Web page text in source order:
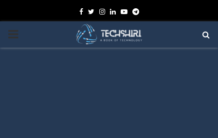
Facebook
TwitterInstagram
Linkedin
YoutubeTelegram
PRIMARY